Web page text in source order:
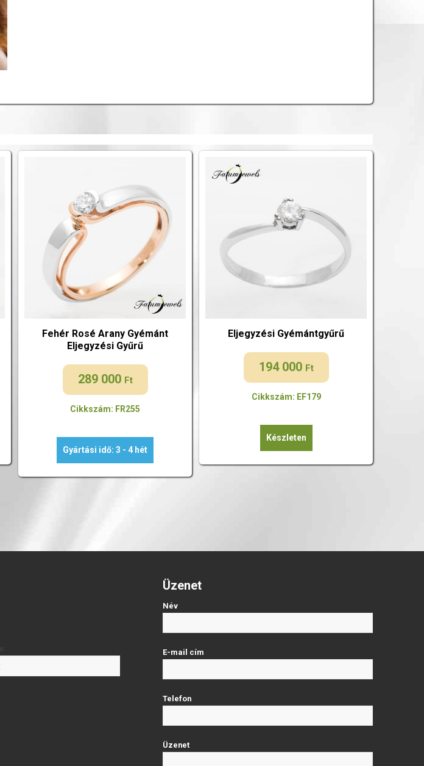
Fehér Rosé Arany Gyémánt
Eljegyzési Gyűrű
289 000 Ft
Cikkszám: FR255
Gyártási idő: 3 - 4 hét
Eljegyzési Gyémántgyűrű
194 000 Ft
Cikkszám: EF179
Készleten
Üzenet
Név
E-mail cím
Telefon
Üzenet